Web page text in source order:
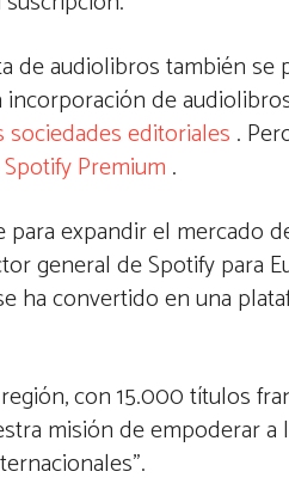
audiolibros también se
de
sociedades editoriales .
Premium .
expandir el mercado
general de Spotify para
ha convertido en una
con 15.000 títulos
misión de empoderar